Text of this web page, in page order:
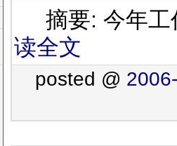
摘要: 今年工
读全文
posted @